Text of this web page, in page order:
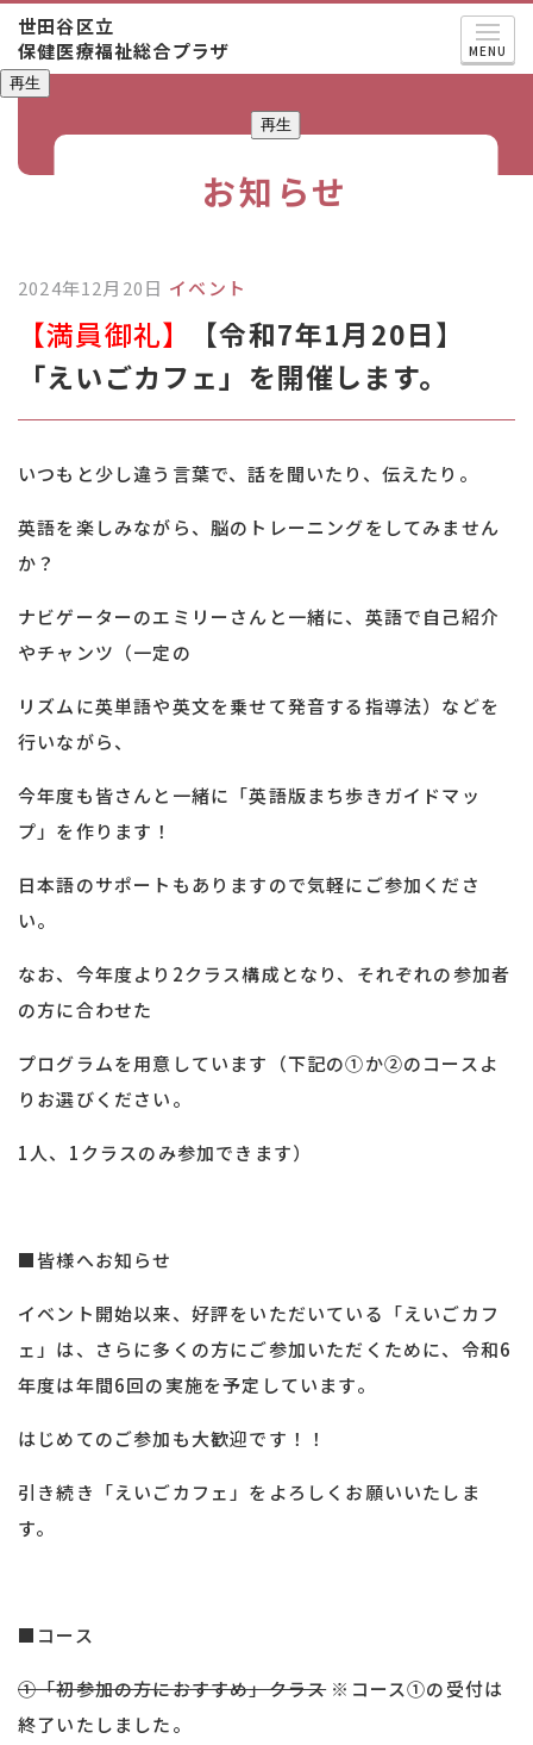
世田谷区立
保健医療福祉総合プラザ
MENU
再生
再生
お知らせ
2024年12月20日 イベント
【満員御礼】
【令和7年1月20日】
「えいごカフェ」を開催します。
いつもと少し違う言葉で、話を聞いたり、伝えたり。
英語を楽しみながら、脳のトレーニングをしてみません
か？
ナビゲーターのエミリーさんと一緒に、英語で自己紹介
やチャンツ（一定の
リズムに英単語や英文を乗せて発音する指導法）などを
行いながら、
今年度も皆さんと一緒に「英語版まち歩きガイドマッ
プ」を作ります！
日本語のサポートもありますので気軽にご参加くださ
い。
なお、今年度より2クラス構成となり、それぞれの参加者
の方に合わせた
プログラムを用意しています（下記の①か②のコースよ
りお選びください。
1人、1クラスのみ参加できます）
■皆様へお知らせ
イベント開始以来、好評をいただいている「えいごカフ
ェ」は、さらに多くの方にご参加いただくために、令和6
年度は年間6回の実施を予定しています。
はじめてのご参加も大歓迎です！！
引き続き「えいごカフェ」をよろしくお願いいたしま
す。
■コース
①「初参加の方におすすめ」クラス※コース①の受付は
終了いたしました。